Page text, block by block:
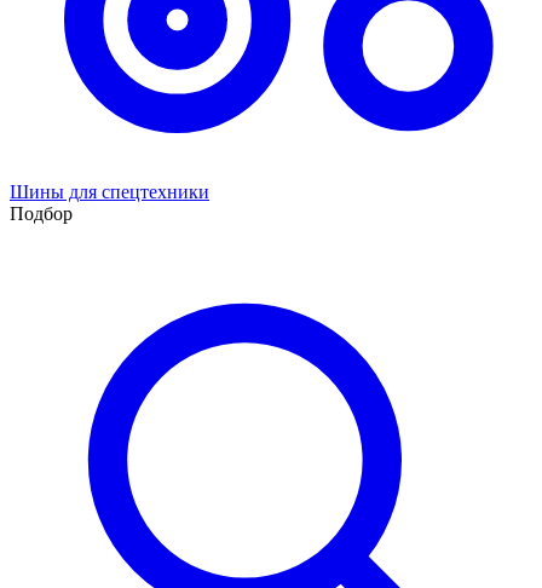
Шины для спецтехники
Подбор